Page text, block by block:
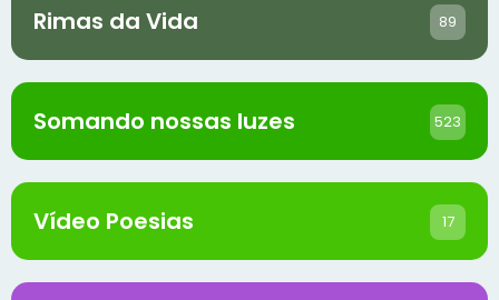
Rimas da Vida 89
Somando nossas luzes 523
Vídeo Poesias 17